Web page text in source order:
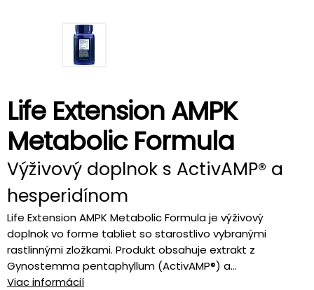
Life Extension AMPK
Metabolic Formula
Výživový doplnok s ActivAMP® a
hesperidínom
Life Extension AMPK Metabolic Formula je výživový
doplnok vo forme tabliet so starostlivo vybranými
rastlinnými zložkami. Produkt obsahuje extrakt z
Gynostemma pentaphyllum (ActivAMP®) a...
Viac informácií